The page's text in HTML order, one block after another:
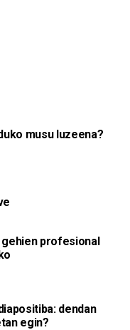
musu luzeena?
profesional
dendan
egin?